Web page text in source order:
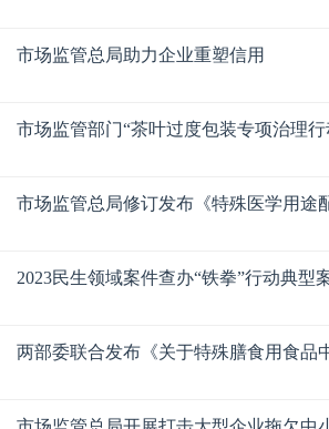
市场监管总局助力企业重塑信用
市场监管部门“茶叶过度包装专项治理行
市场监管总局修订发布《特殊医学用途
2023民生领域案件查办“铁拳”行动典型
两部委联合发布《关于特殊膳食用食品